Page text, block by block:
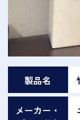
製品名
メーカー・